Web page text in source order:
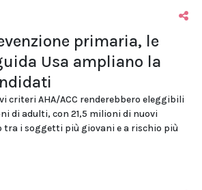
primaria, le
Usa ampliano la
criteri AHA/ACC renderebbero eleggibili
di adulti, con 21,5 milioni di nuovi
i soggetti più giovani e a rischio più